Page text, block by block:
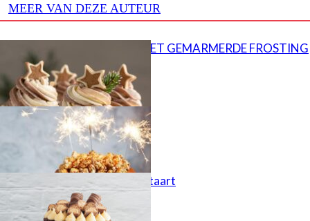
MEER VAN DEZE AUTEUR
CUPCAKES MET GEMARMERDE FROSTING
Popcorn taart
Kinder Bueno taart